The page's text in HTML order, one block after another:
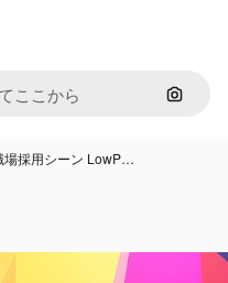
画像で
場採用シーン LowP…